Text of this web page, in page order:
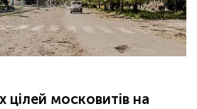
цілей московитів на